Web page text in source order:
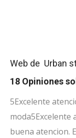
Web de Urban
18 Opiniones
5Excelente
moda5Excelente
buena atencion.